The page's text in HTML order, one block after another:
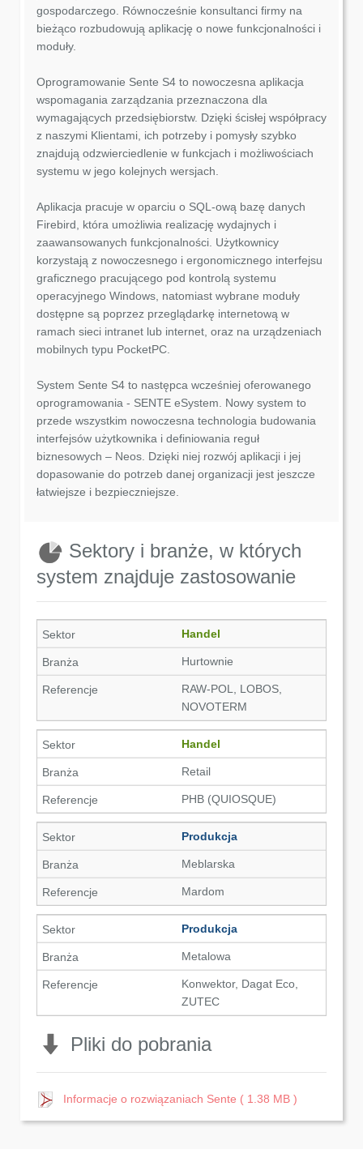
gospodarczego. Równocześnie konsultanci firmy na
bieżąco rozbudowują aplikację o nowe funkcjonalności i
moduły.
Oprogramowanie Sente S4 to nowoczesna aplikacja
wspomagania zarządzania przeznaczona dla
wymagających przedsiębiorstw. Dzięki ścisłej współpracy
z naszymi Klientami, ich potrzeby i pomysły szybko
znajdują odzwierciedlenie w funkcjach i możliwościach
systemu w jego kolejnych wersjach.
Aplikacja pracuje w oparciu o SQL-ową bazę danych
Firebird, która umożliwia realizację wydajnych i
zaawansowanych funkcjonalności. Użytkownicy
korzystają z nowoczesnego i ergonomicznego interfejsu
graficznego pracującego pod kontrolą systemu
operacyjnego Windows, natomiast wybrane moduły
dostępne są poprzez przeglądarkę internetową w
ramach sieci intranet lub internet, oraz na urządzeniach
mobilnych typu PocketPC.
System Sente S4 to następca wcześniej oferowanego
oprogramowania - SENTE eSystem. Nowy system to
przede wszystkim nowoczesna technologia budowania
interfejsów użytkownika i definiowania reguł
biznesowych – Neos. Dzięki niej rozwój aplikacji i jej
dopasowanie do potrzeb danej organizacji jest jeszcze
łatwiejsze i bezpieczniejsze.
Sektory i branże, w których
system znajduje zastosowanie
Handel
Hurtownie
RAW-POL, LOBOS,
NOVOTERM
Handel
Retail
PHB (QUIOSQUE)
Produkcja
Meblarska
Mardom
Produkcja
Metalowa
Konwektor, Dagat Eco,
ZUTEC
Pliki do pobrania
Informacje o rozwiązaniach Sente ( 1.38 MB )